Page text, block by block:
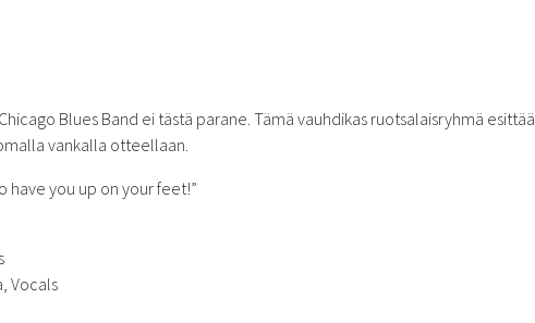
Blues Band ei tästä parane. Tämä vauhdikas ruotsalaisryhmä esittää
vankalla otteellaan.
have you up on your feet!”
Vocals